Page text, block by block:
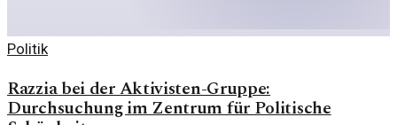
Politik
Razzia bei der Aktivisten-Gruppe:
Durchsuchung im Zentrum für Politische